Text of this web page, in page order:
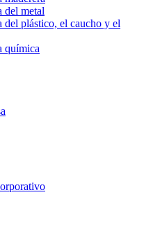
del metal
del plástico, el caucho y el
química